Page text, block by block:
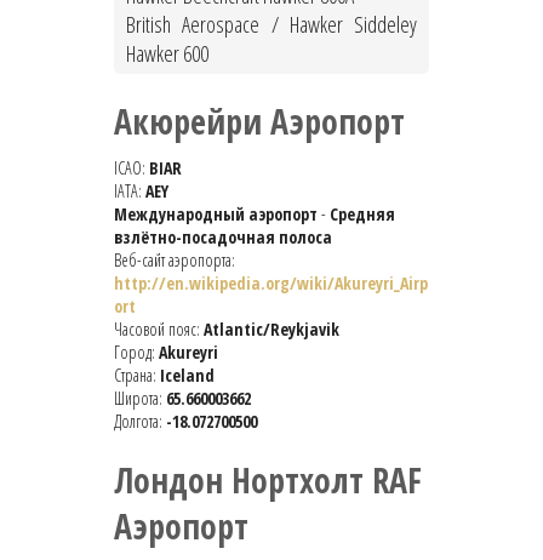
British Aerospace / Hawker Siddeley
Hawker 600
Акюрейри Аэропорт
ICAO: BIAR
IATA: AEY
Международный аэропорт - Средняя
взлётно-посадочная полоса
Веб-сайт аэропорта:
http://en.wikipedia.org/wiki/Akureyri_Airp
ort
Часовой пояс: Atlantic/Reykjavik
Город: Akureyri
Страна: Iceland
Широта: 65.660003662
Долгота: -18.072700500
Лондон Нортхолт RAF
Аэропорт